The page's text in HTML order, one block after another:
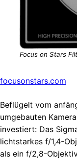
Focus on Stars
focusonstars.com
Beflügelt vom
umgebauten
investiert: Das
lichtstarkes f/1,4-
als ein f/2,8-